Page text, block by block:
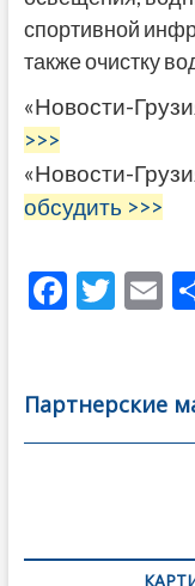
спортивной
также очистку
«Новости-
>>>
«Новости-
обсудить >>>
F
b
o
T
er
E
l
Партнерские
по